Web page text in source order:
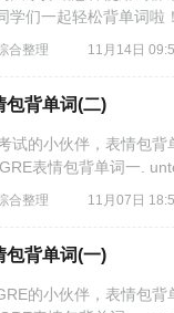
学们一起轻松背单词啦
合整理 11月14日
包背单词(二)
试的小伙伴，表情包
表情包背单词一.
合整理 11月07日
包背单词(一)
的小伙伴，表情包